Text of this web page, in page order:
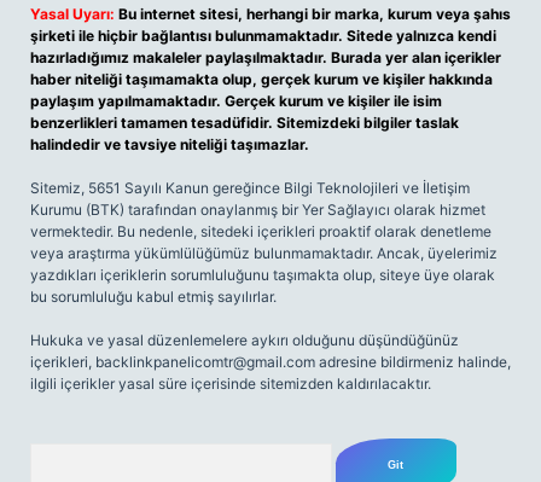
Yasal Uyarı: Bu internet sitesi, herhangi bir marka, kurum veya şahıs
şirketi ile hiçbir bağlantısı bulunmamaktadır. Sitede yalnızca kendi
hazırladığımız makaleler paylaşılmaktadır. Burada yer alan içerikler
haber niteliği taşımamakta olup, gerçek kurum ve kişiler hakkında
paylaşım yapılmamaktadır. Gerçek kurum ve kişiler ile isim
benzerlikleri tamamen tesadüfidir. Sitemizdeki bilgiler taslak
halindedir ve tavsiye niteliği taşımazlar.
Sitemiz, 5651 Sayılı Kanun gereğince Bilgi Teknolojileri ve İletişim
Kurumu (BTK) tarafından onaylanmış bir Yer Sağlayıcı olarak hizmet
vermektedir. Bu nedenle, sitedeki içerikleri proaktif olarak denetleme
veya araştırma yükümlülüğümüz bulunmamaktadır. Ancak, üyelerimiz
yazdıkları içeriklerin sorumluluğunu taşımakta olup, siteye üye olarak
bu sorumluluğu kabul etmiş sayılırlar.
Hukuka ve yasal düzenlemelere aykırı olduğunu düşündüğünüz
içerikleri, backlinkpanelicomtr@gmail.com adresine bildirmeniz halinde,
ilgili içerikler yasal süre içerisinde sitemizden kaldırılacaktır.